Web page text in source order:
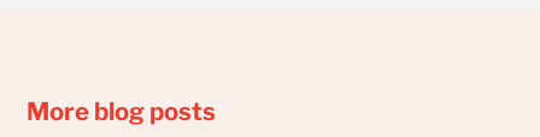
More blog posts